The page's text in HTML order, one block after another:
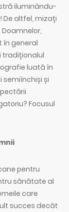
iluminându-
De altfel, mizați
în general
tradiționalul
luată în
semiînchiși și
Focusul
pentru
sănătate al
care
succes decât